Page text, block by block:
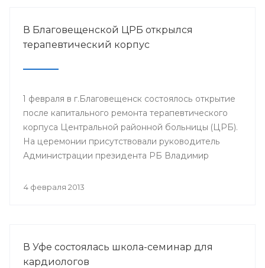
В Благовещенской ЦРБ открылся
терапевтический корпус
1 февраля в г.Благовещенск состоялось открытие
после капитального ремонта терапевтического
корпуса Центральной районной больницы (ЦРБ).
На церемонии присутствовали руководитель
Администрации президента РБ Владимир
Шебаев, глава администрации МР
4 февраля 2013
В Уфе состоялась школа-семинар для
кардиологов